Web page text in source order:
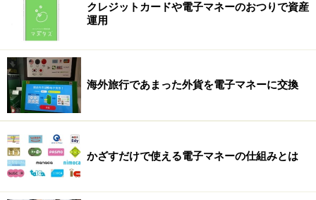
Visa payWaveを搭載した「OricoCard Visa payWave」
国内のカード会社では、2013年5月17日から、オリエン
トコーポレーション（オリコ）が初めてV
搭載した「OricoCard Visa payWave」を発行
していま
す。まずは海外に旅行やビジネスなどで訪れる人に便利
に使ってもらいたいそうですが、オリコの一般カードの
海外利用率が3～4％のところ、OricoCard Visa payWave
は20％程度の利用があるなど、さっそく発行の効果が表
れているそうです。
クレジットカードや電子マネーのおつりで資産
運用
海外旅行であまった外貨を電子マネーに交換
かざすだけで使える電子マネーの仕組みとは